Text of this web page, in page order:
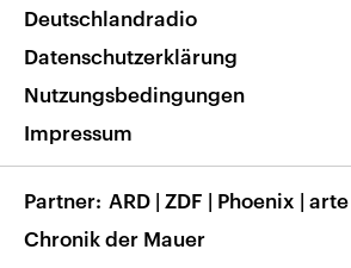
Nachrichten App
Frequenzen
Veranstaltungen
Musikliste
RSS
Barrierefreiheit
Deutschlandradio
Datenschutzerklärung
Nutzungsbedingungen
Impressum
Partner ARD | ZDF | Phoenix | arte
Chronik der Mauer